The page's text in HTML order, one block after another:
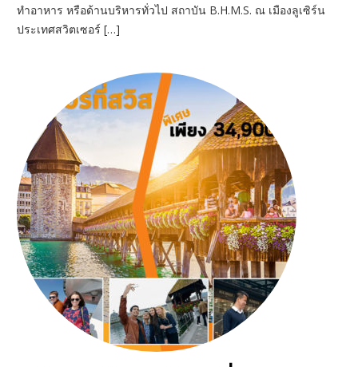
ทำอาหาร หรือด้านบริหารทั่วไป สถาบัน B.H.M.S. ณ เมืองลูเซิร์น
ประเทศสวิตเซอร์ […]